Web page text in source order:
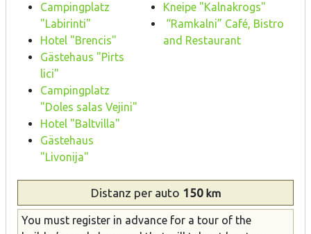
Campingplatz
"Labirinti"
Hotel "Brencis"
Gästehaus "Pirts
lici"
Campingplatz
"Doles salas Vejini"
Hotel "Baltvilla"
Gästehaus
"Livonija"
Kneipe "Kalnakrogs"
“Ramkalni” Café, Bistro
and Restaurant
Distanz per auto 150km
You must register in advance for a tour of the